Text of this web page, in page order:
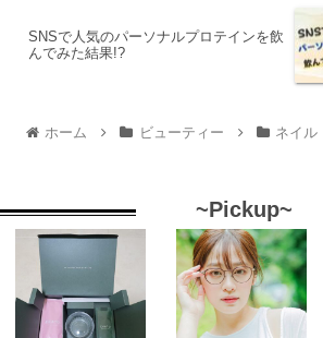
SNSで人気のパーソナルプロテインを飲
んでみた結果!?
ホーム ビューティー ネイル
~Pickup~